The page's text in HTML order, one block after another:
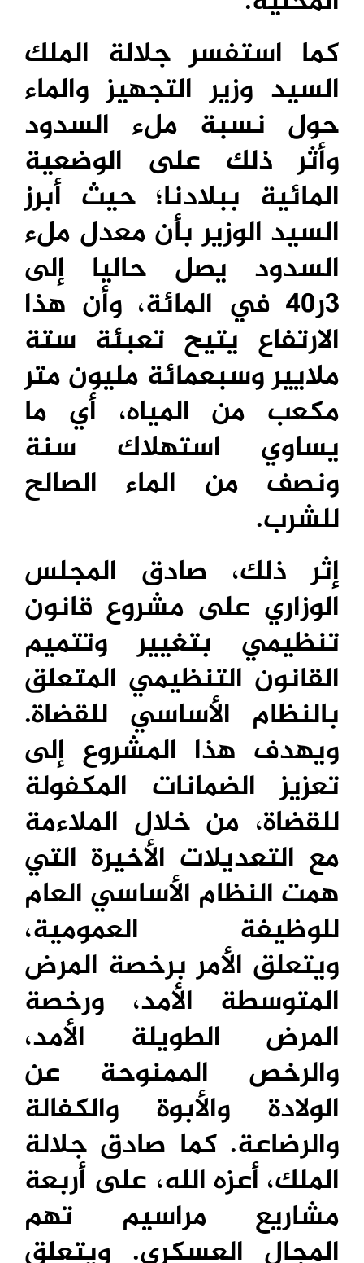
كما استفسر جلالة الملك
السيد وزير التجهيز والماء
حول نسبة ملء السدود
وأثر ذلك على الوضعية
المائية ببلادنا؛ حيث أبرز
السيد الوزير بأن معدل ملء
السدود يصل حاليا إلى
3ر40 في المائة، وأن هذا
الارتفاع يتيح تعبئة ستة
ملايير وسبعمائة مليون متر
مكعب من المياه، أي ما
يساوي استهلاك سنة
ونصف من الماء الصالح
للشرب.
إثر ذلك، صادق المجلس
الوزاري على مشروع قانون
تنظيمي بتغيير وتتميم
القانون التنظيمي المتعلق
بالنظام الأساسي للقضاة.
ويهدف هذا المشروع إلى
تعزيز الضمانات المكفولة
للقضاة، من خلال الملاءمة
مع التعديلات الأخيرة التي
همت النظام الأساسي العام
للوظيفة العمومية،
ويتعلق الأمر برخصة المرض
المتوسطة الأمد، ورخصة
المرض الطويلة الأمد،
والرخص الممنوحة عن
الولادة والأبوة والكفالة
والرضاعة. كما صادق جلالة
الملك، أعزه الله، على أربعة
مشاريع مراسيم تهم
المجال العسكري. ويتعلق